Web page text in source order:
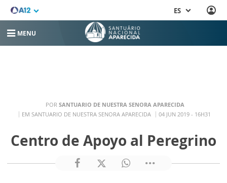
ES
MENU
POR SANTUARIO DE NUESTRA SENORA APARECIDA
EM SANTUARIO DE NUESTRA SENORA APARECIDA
04 JUN 2019 - 16H31
Centro de Apoyo al Peregrino